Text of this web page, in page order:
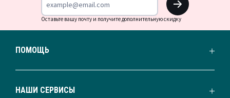
Оставьте вашу почту и получите дополнительную скидку
ПОМОЩЬ
НАШИ СЕРВИСЫ